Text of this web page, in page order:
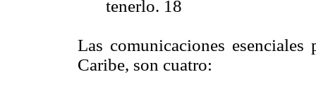
tenerlo. 18
Las comunicaciones
Caribe, son cuatro: